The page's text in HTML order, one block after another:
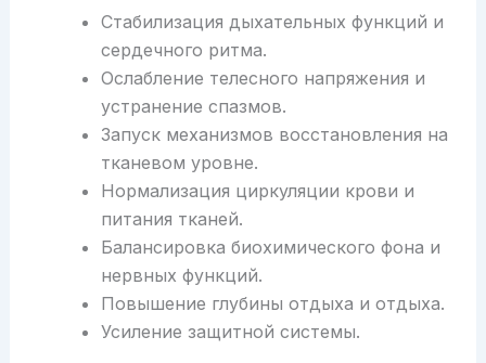
Стабилизация дыхательных функций и
сердечного ритма.
Ослабление телесного напряжения и
устранение спазмов.
Запуск механизмов восстановления на
тканевом уровне.
Нормализация циркуляции крови и
питания тканей.
Балансировка биохимического фона и
нервных функций.
Повышение глубины отдыха и отдыха.
Усиление защитной системы.